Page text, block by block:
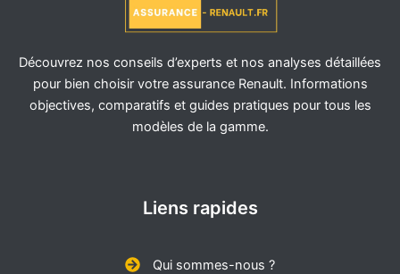
Découvrez nos conseils d’experts et nos analyses détaillées
pour bien choisir votre assurance Renault. Informations
objectives, comparatifs et guides pratiques pour tous les
modèles de la gamme.
Liens rapides
Qui sommes-nous ?